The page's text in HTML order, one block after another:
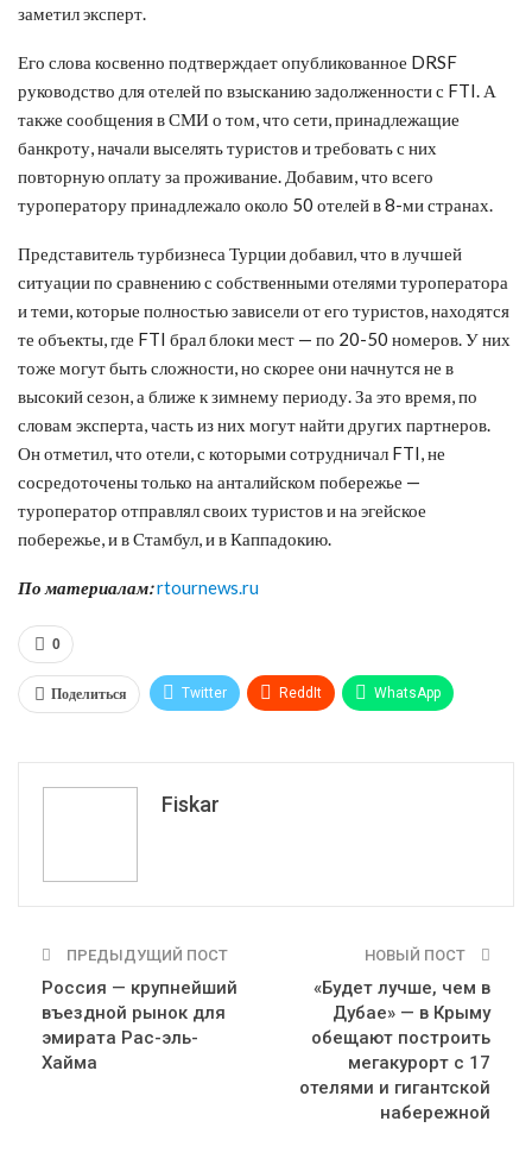
заметил эксперт.
Его слова косвенно подтверждает опубликованное DRSF
руководство для отелей по взысканию задолженности с FTI. А
также сообщения в СМИ о том, что сети, принадлежащие
банкроту, начали выселять туристов и требовать с них
повторную оплату за проживание. Добавим, что всего
туроператору принадлежало около 50 отелей в 8-ми странах.
Представитель турбизнеса Турции добавил, что в лучшей
ситуации по сравнению с собственными отелями туроператора
и теми, которые полностью зависели от его туристов, находятся
те объекты, где FTI брал блоки мест — по 20-50 номеров. У них
тоже могут быть сложности, но скорее они начнутся не в
высокий сезон, а ближе к зимнему периоду. За это время, по
словам эксперта, часть из них могут найти других партнеров.
Он отметил, что отели, с которыми сотрудничал FTI, не
сосредоточены только на анталийском побережье —
туроператор отправлял своих туристов и на эгейское
побережье, и в Стамбул, и в Каппадокию.
По материалам:rtournews.ru
0
Поделиться Twitter ReddIt WhatsApp
Fiskar
ПРЕДЫДУЩИЙ ПОСТ
Россия — крупнейший
въездной рынок для
эмирата Рас-эль-
Хайма
НОВЫЙ ПОСТ
«Будет лучше, чем в
Дубае» — в Крыму
обещают построить
мегакурорт с 17
отелями и гигантской
набережной